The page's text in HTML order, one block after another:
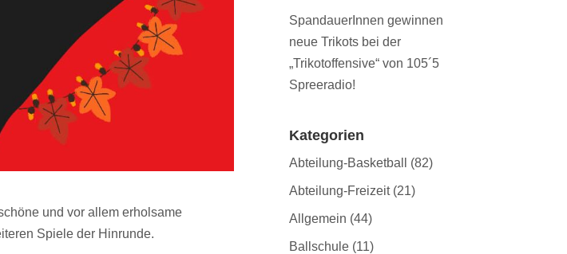
und vor allem erholsame
Spiele der Hinrunde.
SpandauerInnen gewinnen
neue Trikots bei der
„Trikotoffensive“ von 105´5
Spreeradio!
Kategorien
Abteilung-Basketball (82)
Abteilung-Freizeit(21)
Allgemein (44)
Ballschule(11)